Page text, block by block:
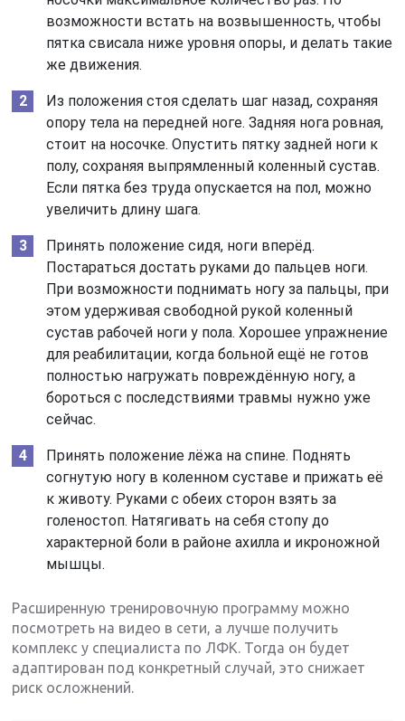
возможности встать на возвышенность, чтобы
пятка свисала ниже уровня опоры, и делать такие
же движения.
Из положения стоя сделать шаг назад, сохраняя
опору тела на передней ноге. Задняя нога ровная,
стоит на носочке. Опустить пятку задней ноги к
полу, сохраняя выпрямленный коленный сустав.
Если пятка без труда опускается на пол, можно
увеличить длину шага.
Принять положение сидя, ноги вперёд.
Постараться достать руками до пальцев ноги.
При возможности поднимать ногу за пальцы, при
этом удерживая свободной рукой коленный
сустав рабочей ноги у пола. Хорошее упражнение
для реабилитации, когда больной ещё не готов
полностью нагружать повреждённую ногу, а
бороться с последствиями травмы нужно уже
сейчас.
Принять положение лёжа на спине. Поднять
согнутую ногу в коленном суставе и прижать её
к животу. Руками с обеих сторон взять за
голеностоп. Натягивать на себя стопу до
характерной боли в районе ахилла и икроножной
мышцы.
Расширенную тренировочную программу можно
посмотреть на видео в сети, а лучше получить
комплекс у специалиста по ЛФК. Тогда он будет
адаптирован под конкретный случай, это снижает
риск осложнений.